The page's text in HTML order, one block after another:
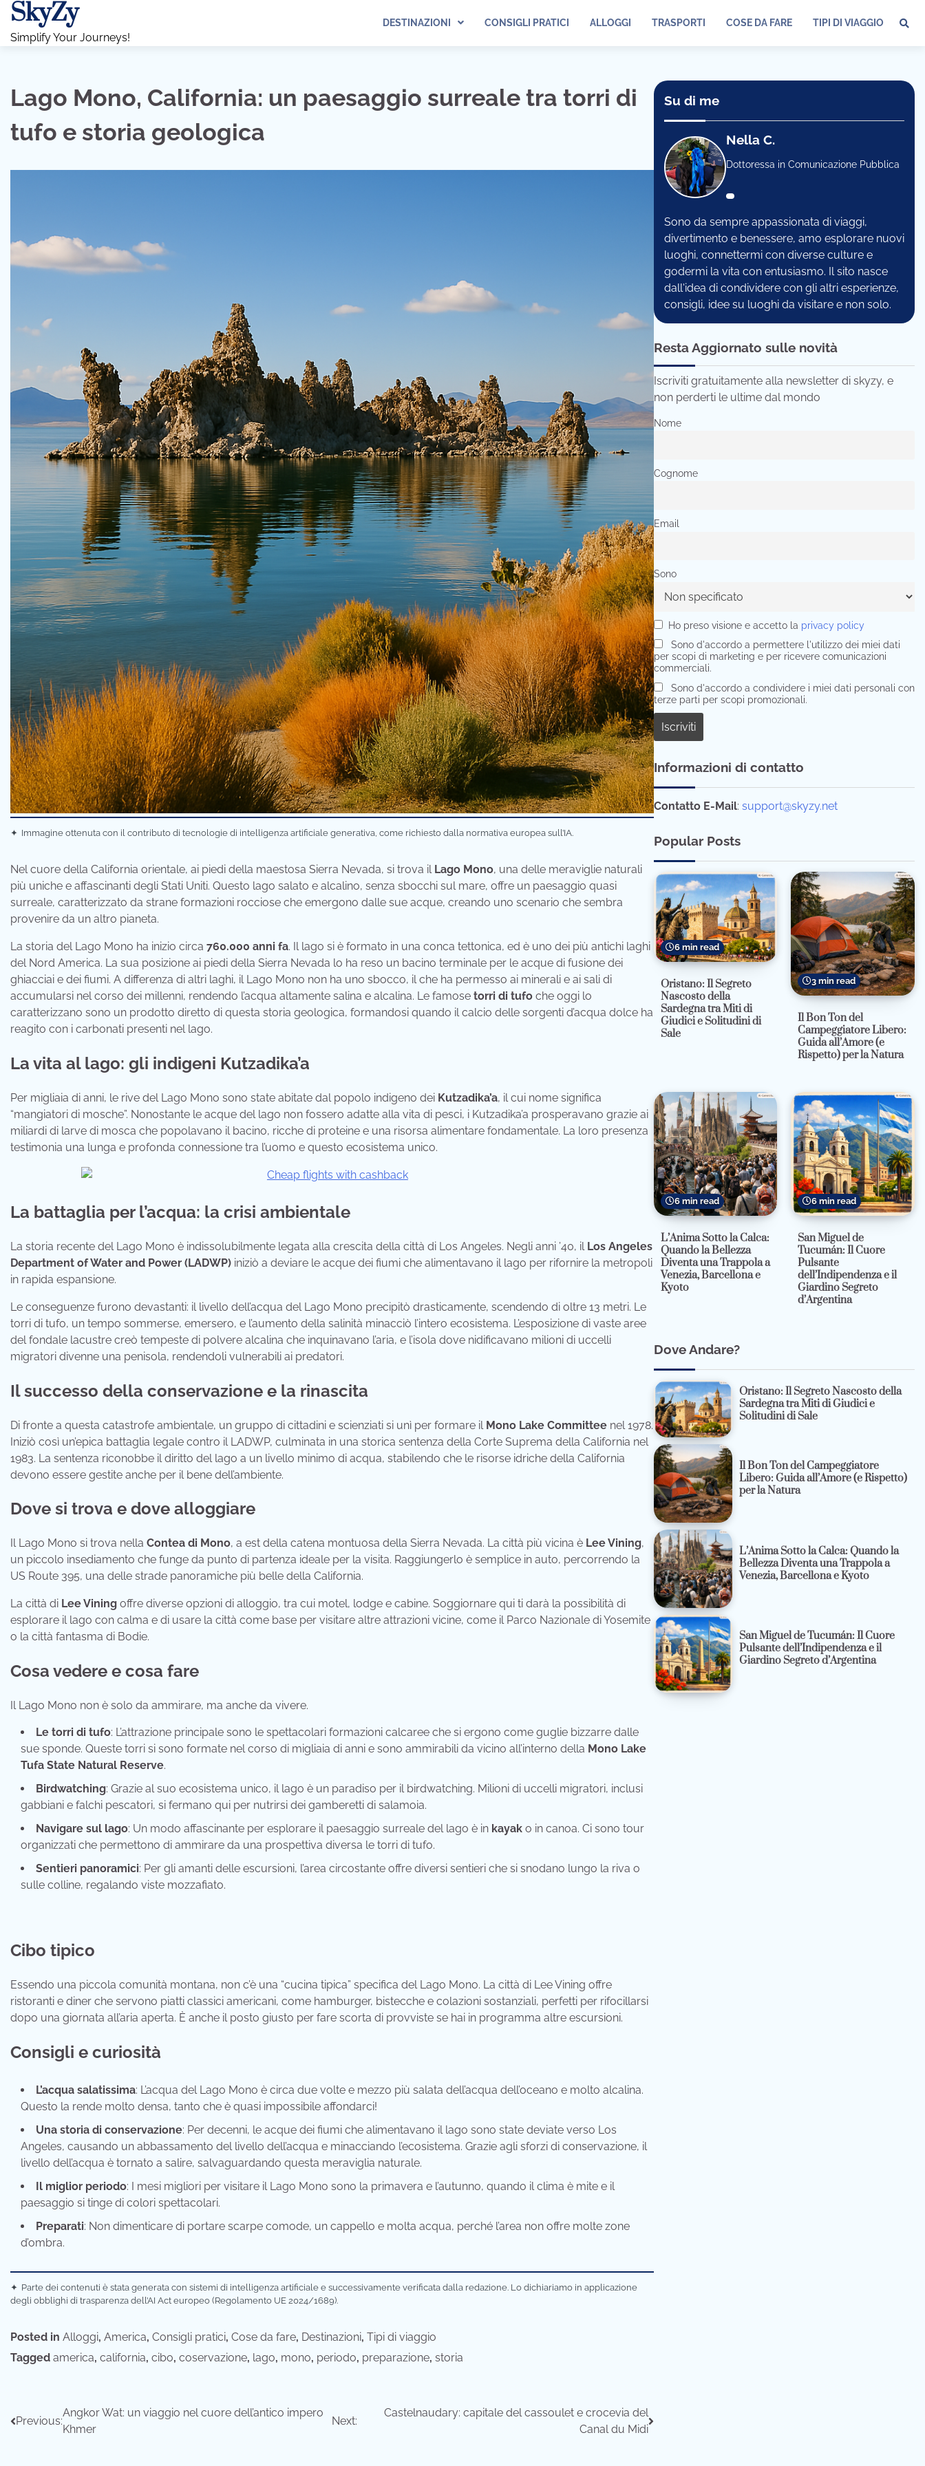
Skip
content
SkyZy
Simplify Your Journeys!
DESTINAZIONI CONSIGLI PRATICI ALLOGGI TRASPORTI COSE DA FARE TIPI DI VIAGGIO
Lago Mono, California: un paesaggio surreale tra torri di
tufo e storia geologica
✦ Immagine ottenuta con il contributo di tecnologie di intelligenza artificiale generativa, come richiesto dalla normativa europea sull’IA.
Nel cuore della California orientale, ai piedi della maestosa Sierra Nevada, si trova il Lago Mono, una delle meraviglie naturali
più uniche e affascinanti degli Stati Uniti. Questo lago salato e alcalino, senza sbocchi sul mare, offre un paesaggio quasi
surreale, caratterizzato da strane formazioni rocciose che emergono dalle sue acque, creando uno scenario che sembra
provenire da un altro pianeta.
La storia del Lago Mono ha inizio circa 760.000 anni fa. Il lago si è formato in una conca tettonica, ed è uno dei più antichi laghi
del Nord America. La sua posizione ai piedi della Sierra Nevada lo ha reso un bacino terminale per le acque di fusione dei
ghiacciai e dei fiumi. A differenza di altri laghi, il Lago Mono non ha uno sbocco, il che ha permesso ai minerali e ai sali di
accumularsi nel corso dei millenni, rendendo l’acqua altamente salina e alcalina. Le famose torri di tufo che oggi lo
caratterizzano sono un prodotto diretto di questa storia geologica, formandosi quando il calcio delle sorgenti d’acqua dolce ha
reagito con i carbonati presenti nel lago.
La vita al lago: gli indigeni Kutzadika’a
Per migliaia di anni, le rive del Lago Mono sono state abitate dal popolo indigeno dei Kutzadika’a, il cui nome significa
“mangiatori di mosche”. Nonostante le acque del lago non fossero adatte alla vita di pesci, i Kutzadika’a prosperavano grazie ai
miliardi di larve di mosca che popolavano il bacino, ricche di proteine e una risorsa alimentare fondamentale. La loro presenza
testimonia una lunga e profonda connessione tra l’uomo e questo ecosistema unico.
La battaglia per l’acqua: la crisi ambientale
La storia recente del Lago Mono è indissolubilmente legata alla crescita della città di Los Angeles. Negli anni ’40, il Los Angeles
Department of Water and Power (LADWP) iniziò a deviare le acque dei fiumi che alimentavano il lago per rifornire la metropoli
in rapida espansione.
Le conseguenze furono devastanti: il livello dell’acqua del Lago Mono precipitò drasticamente, scendendo di oltre 13 metri. Le
torri di tufo, un tempo sommerse, emersero, e l’aumento della salinità minacciò l’intero ecosistema. L’esposizione di vaste aree
del fondale lacustre creò tempeste di polvere alcalina che inquinavano l’aria, e l’isola dove nidificavano milioni di uccelli
migratori divenne una penisola, rendendoli vulnerabili ai predatori.
Il successo della conservazione e la rinascita
Di fronte a questa catastrofe ambientale, un gruppo di cittadini e scienziati si unì per formare il Mono Lake Committee nel 1978.
Iniziò così un’epica battaglia legale contro il LADWP, culminata in una storica sentenza della Corte Suprema della California nel
1983. La sentenza riconobbe il diritto del lago a un livello minimo di acqua, stabilendo che le risorse idriche della California
devono essere gestite anche per il bene dell’ambiente.
Dove si trova e dove alloggiare
Il Lago Mono si trova nella Contea di Mono, a est della catena montuosa della Sierra Nevada. La città più vicina è Lee Vining,
un piccolo insediamento che funge da punto di partenza ideale per la visita. Raggiungerlo è semplice in auto, percorrendo la
US Route 395, una delle strade panoramiche più belle della California.
La città di Lee Vining offre diverse opzioni di alloggio, tra cui motel, lodge e cabine. Soggiornare qui ti darà la possibilità di
esplorare il lago con calma e di usare la città come base per visitare altre attrazioni vicine, come il Parco Nazionale di Yosemite
o la città fantasma di Bodie.
Cosa vedere e cosa fare
Il Lago Mono non è solo da ammirare, ma anche da vivere.
Le torri di tufo: L’attrazione principale sono le spettacolari formazioni calcaree che si ergono come guglie bizzarre dalle
sue sponde. Queste torri si sono formate nel corso di migliaia di anni e sono ammirabili da vicino all’interno della Mono Lake
Tufa State Natural Reserve.
Birdwatching: Grazie al suo ecosistema unico, il lago è un paradiso per il birdwatching. Milioni di uccelli migratori, inclusi
gabbiani e falchi pescatori, si fermano qui per nutrirsi dei gamberetti di salamoia.
Navigare sul lago: Un modo affascinante per esplorare il paesaggio surreale del lago è in kayak o in canoa. Ci sono tour
organizzati che permettono di ammirare da una prospettiva diversa le torri di tufo.
Sentieri panoramici: Per gli amanti delle escursioni, l’area circostante offre diversi sentieri che si snodano lungo la riva o
sulle colline, regalando viste mozzafiato.
Cibo tipico
Essendo una piccola comunità montana, non c’è una “cucina tipica” specifica del Lago Mono. La città di Lee Vining offre
ristoranti e diner che servono piatti classici americani, come hamburger, bistecche e colazioni sostanziali, perfetti per rifocillarsi
dopo una giornata all’aria aperta. È anche il posto giusto per fare scorta di provviste se hai in programma altre escursioni.
Consigli e curiosità
L’acqua salatissima: L’acqua del Lago Mono è circa due volte e mezzo più salata dell’acqua dell’oceano e molto alcalina.
Questo la rende molto densa, tanto che è quasi impossibile affondarci!
Una storia di conservazione: Per decenni, le acque dei fiumi che alimentavano il lago sono state deviate verso Los
Angeles, causando un abbassamento del livello dell’acqua e minacciando l’ecosistema. Grazie agli sforzi di conservazione, il
livello dell’acqua è tornato a salire, salvaguardando questa meraviglia naturale.
Il miglior periodo: I mesi migliori per visitare il Lago Mono sono la primavera e l’autunno, quando il clima è mite e il
paesaggio si tinge di colori spettacolari.
Preparati: Non dimenticare di portare scarpe comode, un cappello e molta acqua, perché l’area non offre molte zone
d’ombra.
✦ Parte dei contenuti è stata generata con sistemi di intelligenza artificiale e successivamente verificata dalla redazione. Lo dichiariamo in applicazione
degli obblighi di trasparenza dell’AI Act europeo (Regolamento UE 2024/1689).
Posted in Alloggi, America, Consigli pratici, Cose da fare, Destinazioni, Tipi di viaggio
Tagged america, california, cibo, coservazione, lago, mono, periodo, preparazione, storia
Navigazione
Previous:
Angkor Wat: un viaggio nel cuore dell’antico impero
Khmer
Next:
Castelnaudary: capitale del cassoulet e crocevia del
Canal du Midi
Su di me
Nella C.
Dottoressa in Comunicazione Pubblica
Sono da sempre appassionata di viaggi,
divertimento e benessere, amo esplorare nuovi
luoghi, connettermi con diverse culture e
godermi la vita con entusiasmo. Il sito nasce
dall'idea di condividere con gli altri esperienze,
consigli, idee su luoghi da visitare e non solo.
Resta Aggiornato sulle novità
Iscriviti gratuitamente alla newsletter di skyzy, e
non perderti le ultime dal mondo
Nome
Cognome
Email
Sono
Ho preso visione e accetto la privacy policy
Sono d'accordo a permettere l'utilizzo dei miei dati
per scopi di marketing e per ricevere comunicazioni
commerciali.
Sono d'accordo a condividere i miei dati personali con
terze parti per scopi promozionali.
Informazioni di contatto
Contatto E-Mail: support@skyzy.net
Popular Posts
6 min read
Oristano: Il Segreto
Nascosto della
Sardegna tra Miti di
Giudici e Solitudini di
Sale
3 min read
Il Bon Ton del
Campeggiatore Libero:
Guida all’Amore (e
Rispetto) per la Natura
6 min read
L’Anima Sotto la Calca:
Quando la Bellezza
Diventa una Trappola a
Venezia, Barcellona e
Kyoto
6 min read
San Miguel de
Tucumán: Il Cuore
Pulsante
dell’Indipendenza e il
Giardino Segreto
d’Argentina
Dove Andare?
Oristano: Il Segreto Nascosto della
Sardegna tra Miti di Giudici e
Solitudini di Sale
Il Bon Ton del Campeggiatore
Libero: Guida all’Amore (e Rispetto)
per la Natura
L’Anima Sotto la Calca: Quando la
Bellezza Diventa una Trappola a
Venezia, Barcellona e Kyoto
San Miguel de Tucumán: Il Cuore
Pulsante dell’Indipendenza e il
Giardino Segreto d’Argentina